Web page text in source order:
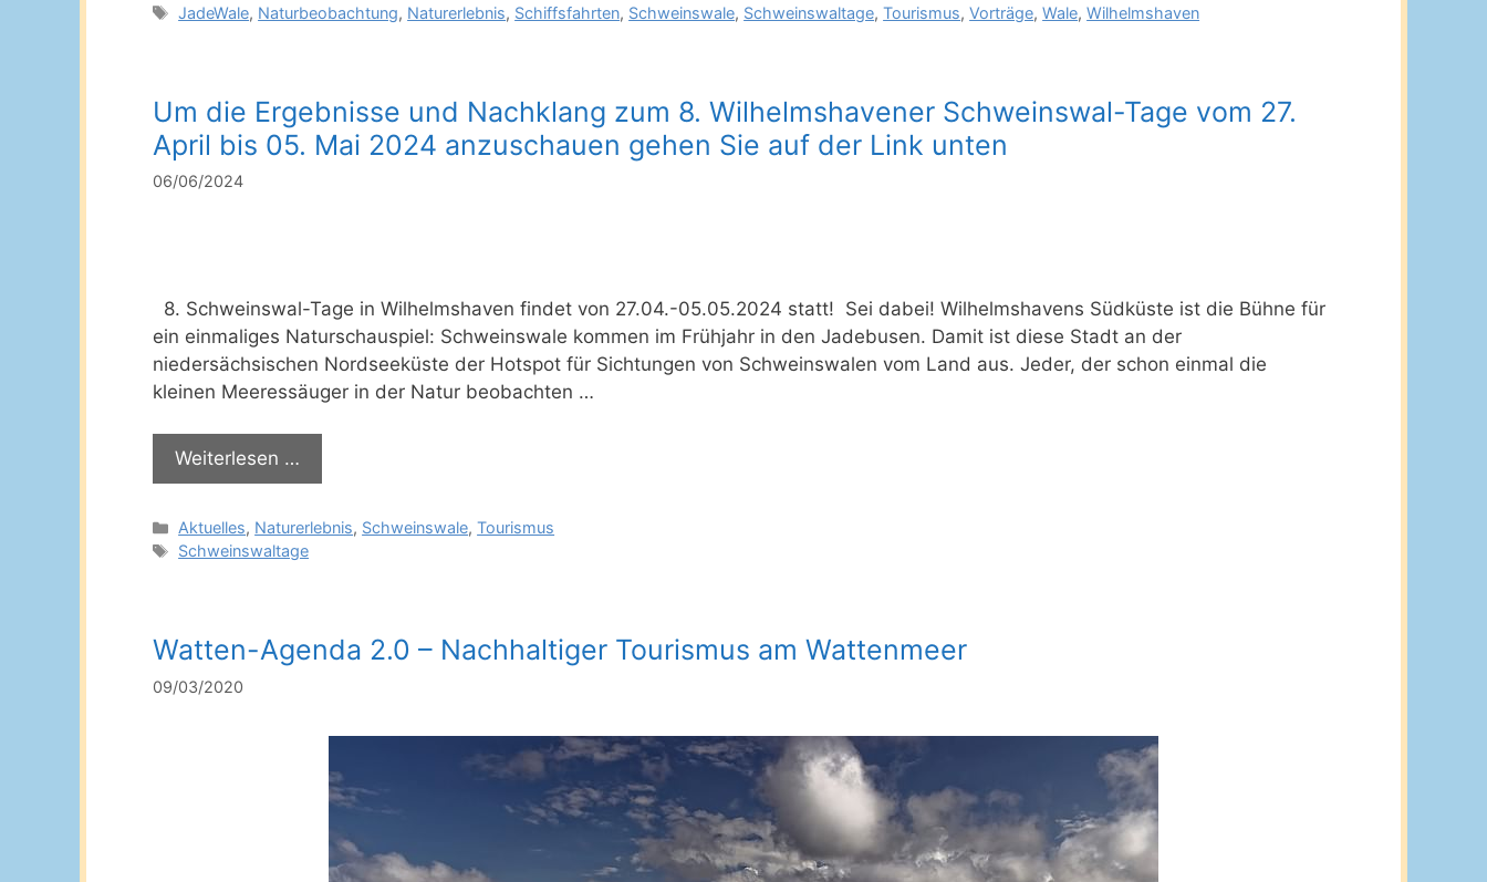
Schlagwörter
JadeWale, Naturbeobachtung, Naturerlebnis, Schiffsfahrten, Schweinswale, Schweinswaltage,Tourismus,Vorträge,Wale,Wilhelmshaven
Um die Ergebnisse und Nachklang zum 8. Wilhelmshavener Schweinswal-Tage vom 27.
April bis 05. Mai 2024 anzuschauen gehen Sie auf der Link unten
06/06/2024
8. Schweinswal-Tage in Wilhelmshaven findet von 27.04.-05.05.2024 statt! Sei dabei! Wilhelmshavens Südküste ist die Bühne für
ein einmaliges Naturschauspiel: Schweinswale kommen im Frühjahr in den Jadebusen. Damit ist diese Stadt an der
niedersächsischen Nordseeküste der Hotspot für Sichtungen von Schweinswalen vom Land aus. Jeder, der schon einmal die
kleinen Meeressäuger in der Natur beobachten …
Weiterlesen …
Kategorien
Aktuelles, Naturerlebnis, Schweinswale,Tourismus
Schlagwörter
Schweinswaltage
Watten-Agenda 2.0 – Nachhaltiger Tourismus am Wattenmeer
09/03/2020